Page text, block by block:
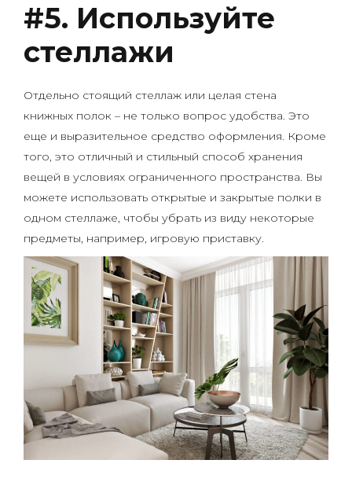
#5. Используйте
стеллажи
Отдельно стоящий стеллаж или целая стена
книжных полок – не только вопрос удобства. Это
еще и выразительное средство оформления. Кроме
того, это отличный и стильный способ хранения
вещей в условиях ограниченного пространства. Вы
можете использовать открытые и закрытые полки в
одном стеллаже, чтобы убрать из виду некоторые
предметы, например, игровую приставку.